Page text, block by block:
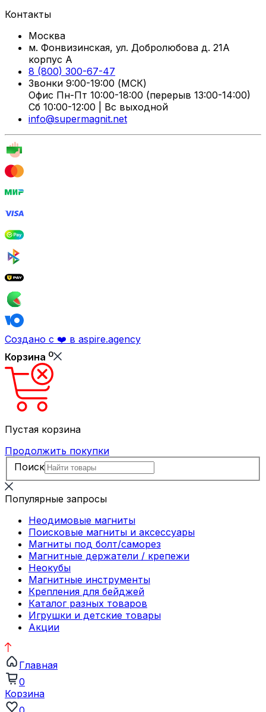
Контакты
Москва
м. Фонвизинская, ул. Добролюбова д. 21А
корпус А
8 (800) 300-67-47
Звонки 9:00-19:00 (МСК)
Офис Пн-Пт 10:00-18:00 (перерыв 13:00-14:00)
Сб 10:00-12:00 | Вс выходной
info@supermagnit.net
Создано с ❤️ в aspire.agency
Корзина 0
Пустая корзина
Продолжить покупки
Поиск
Популярные запросы
Неодимовые магниты
Поисковые магниты и аксессуары
Магниты под болт/саморез
Магнитные держатели / крепежи
Неокубы
Магнитные инструменты
Крепления для бейджей
Каталог разных товаров
Игрушки и детские товары
Акции
Главная
0
Корзина